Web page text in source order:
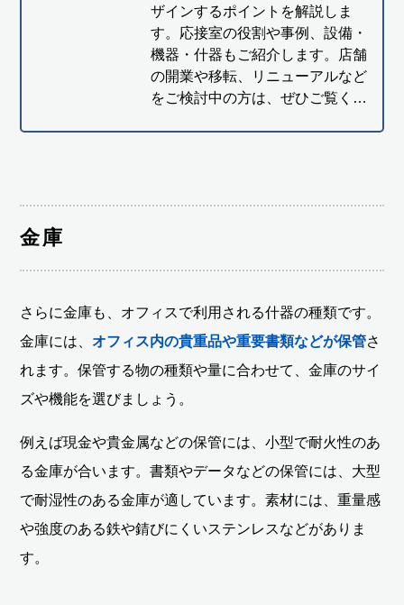
ザインするポイントを解説しま
す。応接室の役割や事例、設備・
機器・什器もご紹介します。店舗
の開業や移転、リニューアルなど
をご検討中の方は、ぜひご覧く…
金庫
さらに金庫も、オフィスで利用される什器の種類です。
金庫には、 オフィス内の貴重品や重要書類などが保管さ
れます。保管する物の種類や量に合わせて、金庫のサイ
ズや機能を選びましょう。
例えば現金や貴金属などの保管には、小型で耐火性のあ
る金庫が合います。書類やデータなどの保管には、大型
で耐湿性のある金庫が適しています。素材には、重量感
や強度のある鉄や錆びにくいステンレスなどがありま
す。